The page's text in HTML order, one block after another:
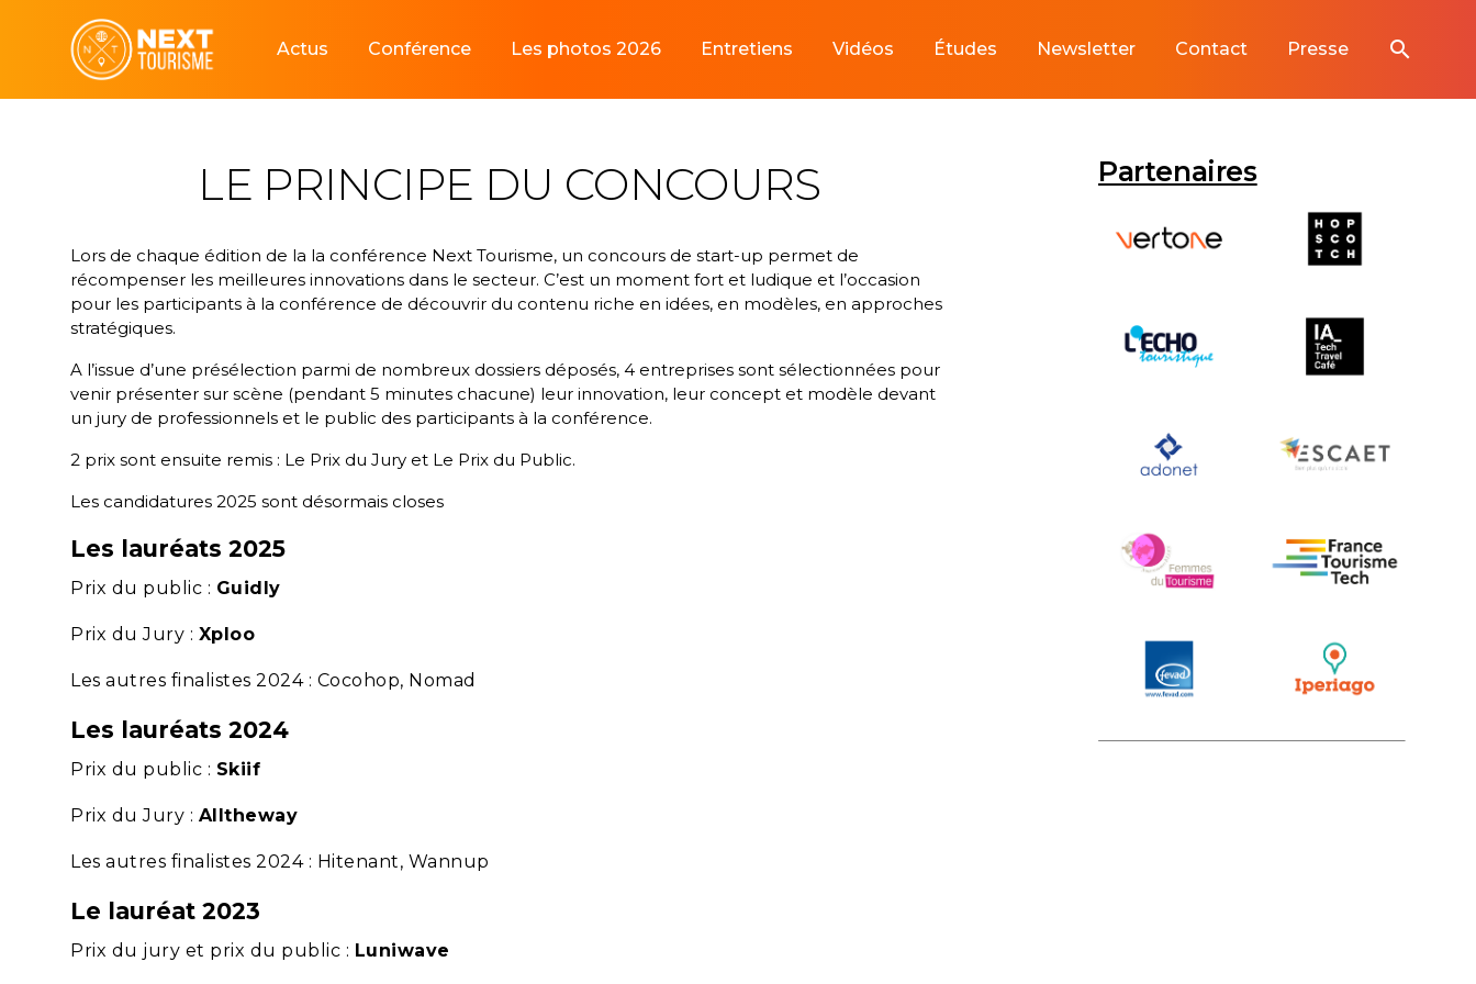
Actus Conférence Les photos 2026 Entretiens Vidéos Études Newsletter Contact Presse search
LE PRINCIPE DU CONCOURS
Lors de chaque édition de la la conférence Next Tourisme, un concours de start-up permet de
récompenser les meilleures innovations dans le secteur. C’est un moment fort et ludique et l’occasion
pour les participants à la conférence de découvrir du contenu riche en idées, en modèles, en approches
stratégiques.
A l’issue d’une présélection parmi de nombreux dossiers déposés, 4 entreprises sont sélectionnées pour
venir présenter sur scène (pendant 5 minutes chacune) leur innovation, leur concept et modèle devant
un jury de professionnels et le public des participants à la conférence.
2 prix sont ensuite remis : Le Prix du Jury et Le Prix du Public.
Les candidatures 2025 sont désormais closes
Les lauréats 2025
Prix du public : Guidly
Prix du Jury : Xploo
Les autres finalistes 2024 : Cocohop, Nomad
Les lauréats 2024
Prix du public : Skiif
Prix du Jury : Alltheway
Les autres finalistes 2024 : Hitenant, Wannup
Le lauréat 2023
Prix du jury et prix du public : Luniwave
Partenaires